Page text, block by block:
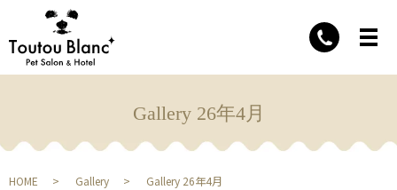
Gallery 26年4月
HOME Gallery Gallery 26年4月